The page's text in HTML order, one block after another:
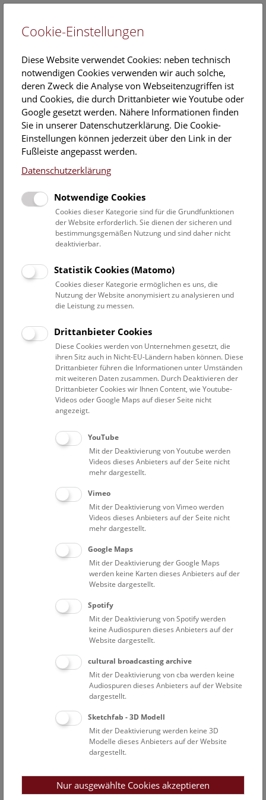
EN
Erste Bilanz nach Neuaufstellung:
Kulturpool am NHM Wien macht 1,6
Millionen Digitalisate online zugänglich –
und wächst rasant weiter
22. April 2025
Das zentrale Suchportal für digitalisiertes Kulturerbe in
Österreich feiert einjähriges Jubiläum. Es bietet eine
einzigartige Vielfalt an historischen Fotografien,
Tonaufnahmen – vieles davon lizenzfrei. Beim Stakeholder
Forum 2025 am 5. und 6. Mai im Ars Electronica Center Linz
werden kreative Ideen für die Weiternutzung der Daten
Pressetext Bilder
Ein Jahr ist es her, dass die österreichische
Kulturlandschaft ein bedeutendes Etappenziel feierte: Mit
der offiziellenNeuaufstellung des Kulturpoolsam NHM
Wien im Frühjahr 2024 wurde eine zentrale
bündelt und für die breite Öffentlichkeit sichtbar und
zugänglich macht. Das ambitionierte Unterfangen ist Teil
Strategie „Kulturerbe digital“ des Bundesministeriums
für Wohnen, Kunst, Kultur, Medien und Sport (BMWKMS)
Naturhistorischen Museum Wien
aus dem EU-Fonds NextGenerationEU finanziert.
Vizekanzler Andreas Babler hält fest:
zentrales Suchportal und Kompetenzzentrum leistet
Pionierarbeit für die gesamte Kulturlandschaft Österreichs.
Ich bin davon überzeugt, dass wir mit dieser
Digitalisierungsoffensive dazu beitragen, Kulturerbe für alle
zugänglich und leistbar zu machen – weit über die Grenzen
Österreichs hinaus.“
Auch Dr. Katrin Vohland, Generaldirektorin und
wissenschaftliche Geschäftsführerin des NHM Wien, ist
von der Innovationskraft des digitalen Suchportals
„Mit dem Kulturpool am Naturhistorischen
Museum Wien machen wir die Vielfalt des Kulturerbes auf
den Bildschirmen der Menschen sichtbar. Wir wollen
Bewusstsein dafür schaffen, dass die Digitalisierung das
Erlebnis Museum nicht ersetzt, sondern sich digitale und
analoge Räume schon jetzt wunderbar bereichern und
Mit dem Kulturpool setzt das Naturhistorische Museum
Wien im Auftrag des BMWKMS ein klares Zeichen für die
Cookie-Einstellungen
Diese Website verwendet Cookies: neben technisch
notwendigen Cookies verwenden wir auch solche,
deren Zweck die Analyse von Webseitenzugriffen ist
und Cookies, die durch Drittanbieter wie Youtube oder
Google gesetzt werden. Nähere Informationen finden
Sie in unserer Datenschutzerklärung. Die Cookie-
Einstellungen können jederzeit über den Link in der
Fußleiste angepasst werden.
Datenschutzerklärung
Notwendige Cookies
Cookies dieser Kategorie sind für die Grundfunktionen
der Website erforderlich. Sie dienen der sicheren und
bestimmungsgemäßen Nutzung und sind daher nicht
deaktivierbar.
Statistik Cookies (Matomo)
Cookies dieser Kategorie ermöglichen es uns, die
Nutzung der Website anonymisiert zu analysieren und
die Leistung zu messen.
Drittanbieter Cookies
Diese Cookies werden von Unternehmen gesetzt, die
ihren Sitz auch in Nicht-EU-Ländern haben können. Diese
Drittanbieter führen die Informationen unter Umständen
mit weiteren Daten zusammen. Durch Deaktivieren der
Drittanbieter Cookies wir Ihnen Content, wie Youtube-
Videos oder Google Maps auf dieser Seite nicht
angezeigt.
YouTube
Mit der Deaktivierung von Youtube werden
Videos dieses Anbieters auf der Seite nicht
mehr dargestellt.
Vimeo
Mit der Deaktivierung von Vimeo werden
Videos dieses Anbieters auf der Seite nicht
mehr dargestellt.
Google Maps
Mit der Deaktivierung der Google Maps
werden keine Karten dieses Anbieters auf der
Website dargestellt.
Spotify
Mit der Deaktivierung von Spotify werden
keine Audiospuren dieses Anbieters auf der
Website dargestellt.
cultural broadcasting archive
Mit der Deaktivierung von cba werden keine
Audiospuren dieses Anbieters auf der Website
dargestellt.
Sketchfab - 3D Modell
Mit der Deaktivierung werden keine 3D
Modelle dieses Anbieters auf der Website
dargestellt.
Nur ausgewählte Cookies akzeptieren